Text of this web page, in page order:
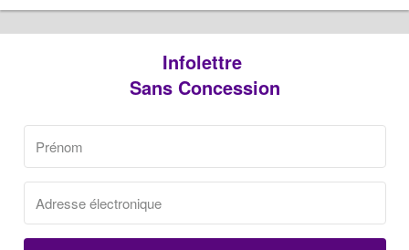
Infolettre
Sans Concession